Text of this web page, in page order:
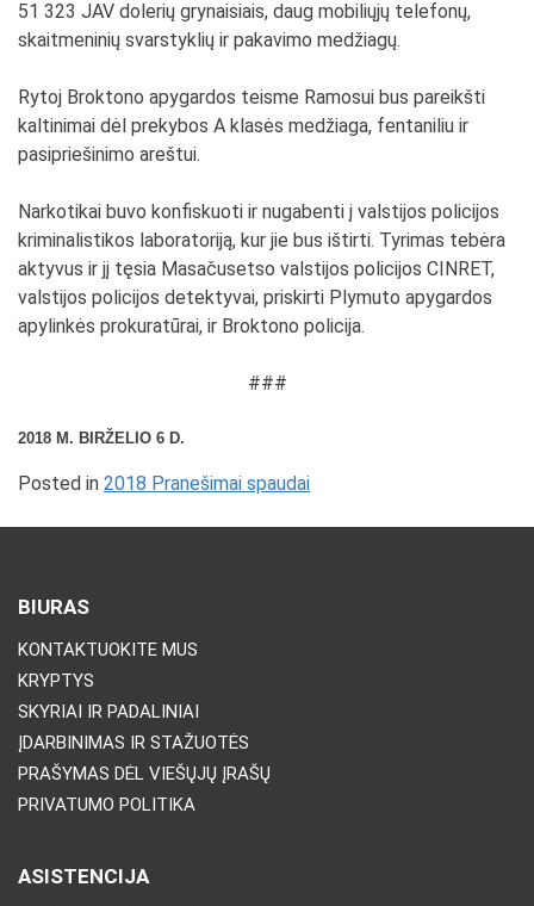
51 323 JAV dolerių grynaisiais, daug mobiliųjų telefonų,
skaitmeninių svarstyklių ir pakavimo medžiagų.
Rytoj Broktono apygardos teisme Ramosui bus pareikšti
kaltinimai dėl prekybos A klasės medžiaga, fentaniliu ir
pasipriešinimo areštui.
Narkotikai buvo konfiskuoti ir nugabenti į valstijos policijos
kriminalistikos laboratoriją, kur jie bus ištirti. Tyrimas tebėra
aktyvus ir jį tęsia Masačusetso valstijos policijos CINRET,
valstijos policijos detektyvai, priskirti Plymuto apygardos
apylinkės prokuratūrai, ir Broktono policija.
###
2018 M. BIRŽELIO 6 D.
Posted in 2018 Pranešimai spaudai
BIURAS
KONTAKTUOKITE MUS
KRYPTYS
SKYRIAI IR PADALINIAI
ĮDARBINIMAS IR STAŽUOTĖS
PRAŠYMAS DĖL VIEŠŲJŲ ĮRAŠŲ
PRIVATUMO POLITIKA
ASISTENCIJA